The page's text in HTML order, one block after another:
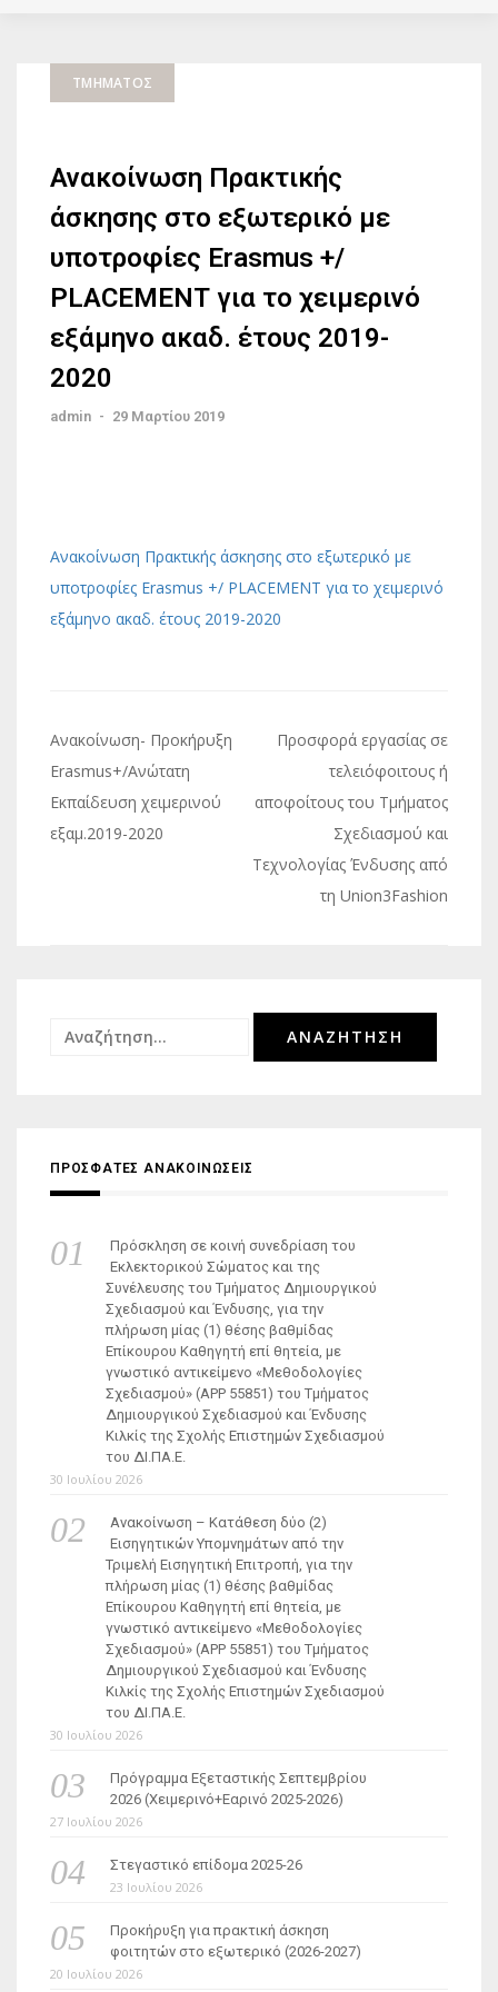
ΤΜΉΜΑΤΟΣ
Ανακοίνωση Πρακτικής
άσκησης στο εξωτερικό με
υποτροφίες Erasmus +/
PLACEΜΕΝΤ για το χειμερινό
εξάμηνο ακαδ. έτους 2019-
2020
admin - 29 Μαρτίου 2019
Ανακοίνωση Πρακτικής άσκησης στο εξωτερικό με
υποτροφίες Erasmus +/ PLACEΜΕΝΤ για το χειμερινό
εξάμηνο ακαδ. έτους 2019-2020
Πλοήγηση
άρθρων
Ανακοίνωση- Προκήρυξη
Erasmus+/Ανώτατη
Εκπαίδευση χειμερινού
εξαμ.2019-2020
Προσφορά εργασίας σε
τελειόφοιτους ή
αποφοίτους του Τμήματος
Σχεδιασμού και
Τεχνολογίας Ένδυσης από
τη Union3Fashion
Αναζήτηση
ΠΡΟΣΦΑΤΕΣ ΑΝΑΚΟΙΝΩΣΕΙΣ
Πρόσκληση σε κοινή συνεδρίαση του
Εκλεκτορικού Σώματος και της
Συνέλευσης του Τμήματος Δημιουργικού
Σχεδιασμού και Ένδυσης, για την
πλήρωση μίας (1) θέσης βαθμίδας
Επίκουρου Καθηγητή επί θητεία, με
γνωστικό αντικείμενο «Μεθοδολογίες
Σχεδιασμού» (ΑΡΡ 55851) του Τμήματος
Δημιουργικού Σχεδιασμού και Ένδυσης
Κιλκίς της Σχολής Επιστημών Σχεδιασμού
του ΔΙ.ΠΑ.Ε.
30 Ιουλίου 2026
Ανακοίνωση – Κατάθεση δύο (2)
Εισηγητικών Υπομνημάτων από την
Τριμελή Εισηγητική Επιτροπή, για την
πλήρωση μίας (1) θέσης βαθμίδας
Επίκουρου Καθηγητή επί θητεία, με
γνωστικό αντικείμενο «Μεθοδολογίες
Σχεδιασμού» (ΑΡΡ 55851) του Τμήματος
Δημιουργικού Σχεδιασμού και Ένδυσης
Κιλκίς της Σχολής Επιστημών Σχεδιασμού
του ΔΙ.ΠΑ.Ε.
30 Ιουλίου 2026
Πρόγραμμα Εξεταστικής Σεπτεμβρίου
2026 (Χειμερινό+Εαρινό 2025-2026)
27 Ιουλίου 2026
Στεγαστικό επίδομα 2025-26
23 Ιουλίου 2026
Προκήρυξη για πρακτική άσκηση
φοιτητών στο εξωτερικό (2026-2027)
20 Ιουλίου 2026